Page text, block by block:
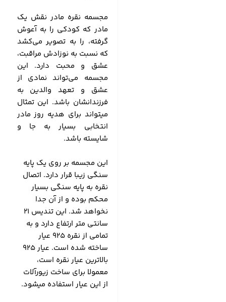
مجسمه نقره مادر نقش یک
مادر که کودکی را به آعوش
گرفته، را به تصویر می‌کشد
که نسبت به نوزادش مراقبت،
عشق و محبت دارد. این
مجسمه می‌تواند نمادی از
عشق و تعهد والدین به
فرزندانشان باشد. این تمثال
میتواند برای هدیه روز مادر
انتخابی بسیار به جا و
شایسته باشد.
این مجسمه بر روی یک پایه
سنگی زیبا قرار دارد. اتصال
نقره به پایه سنگی بسیار
محکم بوده و از آن جدا
نخواهد شد. این تندیس 21
سانتی متر ارتفاع دارد و به
تمامی از نقره 925 عیار
ساخته شده است. عیار 925
بالاترین عیار نقره است،
معمولا برای ساخت زیورآلات
از این عیار استفاده میشود.